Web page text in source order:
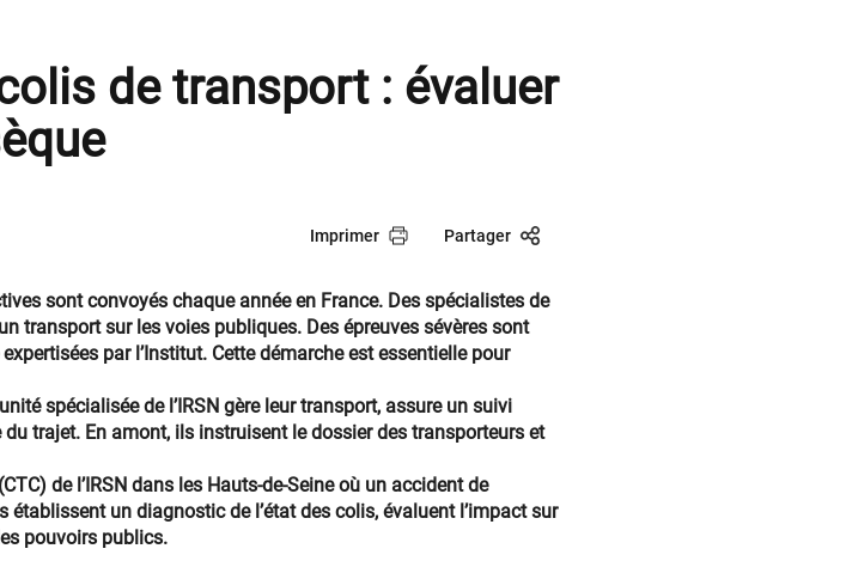
de transport : évaluer
Imprimer Partager
sont convoyés chaque année en France. Des spécialistes de
transport sur les voies publiques. Des épreuves sévères sont
par l’Institut. Cette démarche est essentielle pour
spécialisée de l’IRSN gère leur transport, assure un suivi
trajet. En amont, ils instruisent le dossier des transporteurs et
de l’IRSN dans les Hauts-de-Seine où un accident de
un diagnostic de l’état des colis, évaluent l’impact sur
pouvoirs publics.